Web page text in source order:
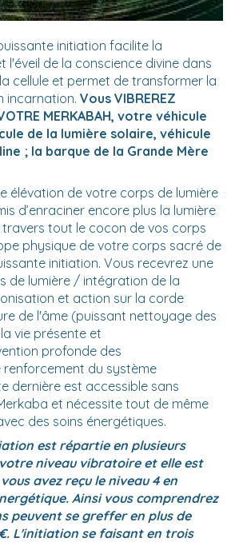
initiation facilite la
l'éveil de la conscience divine dans
cellule et permet de transformer la
incarnation. Vous VIBREREZ
MERKABAH, votre véhicule
de la lumière solaire, véhicule
; la barque de la Grande Mère
élévation de votre corps de lumière
d’enraciner encore plus la lumière
tout le cocon de vos corps
physique de votre corps sacré de
initiation. Vous recevrez une
de lumière / intégration de la
et action sur la corde
de l'âme (puissant nettoyage des
vie présente et
profonde des
renforcement du système
dernière est accessible sans
et nécessite tout de même
des soins énergétiques.
est répartie en plusieurs
niveau vibratoire et elle est
avez reçu le niveau 4 en
Ainsi vous comprendrez
peuvent se greffer en plus de
L'initiation se faisant en trois